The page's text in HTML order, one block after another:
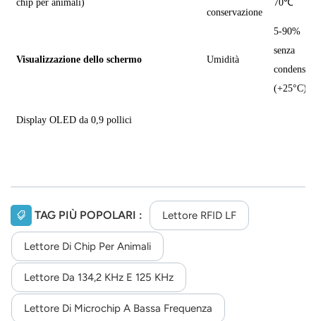
chip per animali)
conservazione
70℃
Visualizzazione dello schermo Umidità
5-90%
senza
condensa
(+25°C)
Display OLED da 0,9 pollici
TAG PIÙ POPOLARI : Lettore RFID LF
Lettore Di Chip Per Animali
Lettore Da 134,2 KHz E 125 KHz
Lettore Di Microchip A Bassa Frequenza